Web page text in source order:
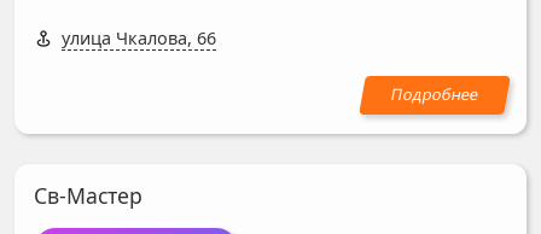
улица Чкалова, 66
Св-Мастер